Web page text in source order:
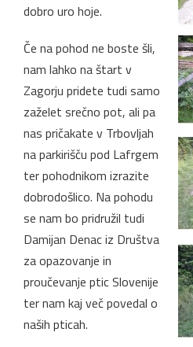
dobro uro hoje.
Če na pohod ne boste šli,
nam lahko na štart v
Zagorju pridete tudi samo
zaželet srečno pot, ali pa
nas pričakate v Trbovljah
na parkirišču pod Lafrgem
ter pohodnikom izrazite
dobrodošlico. Na pohodu
se nam bo pridružil tudi
Damijan Denac iz Društva
za opazovanje in
proučevanje ptic Slovenije
ter nam kaj več povedal o
naših pticah.